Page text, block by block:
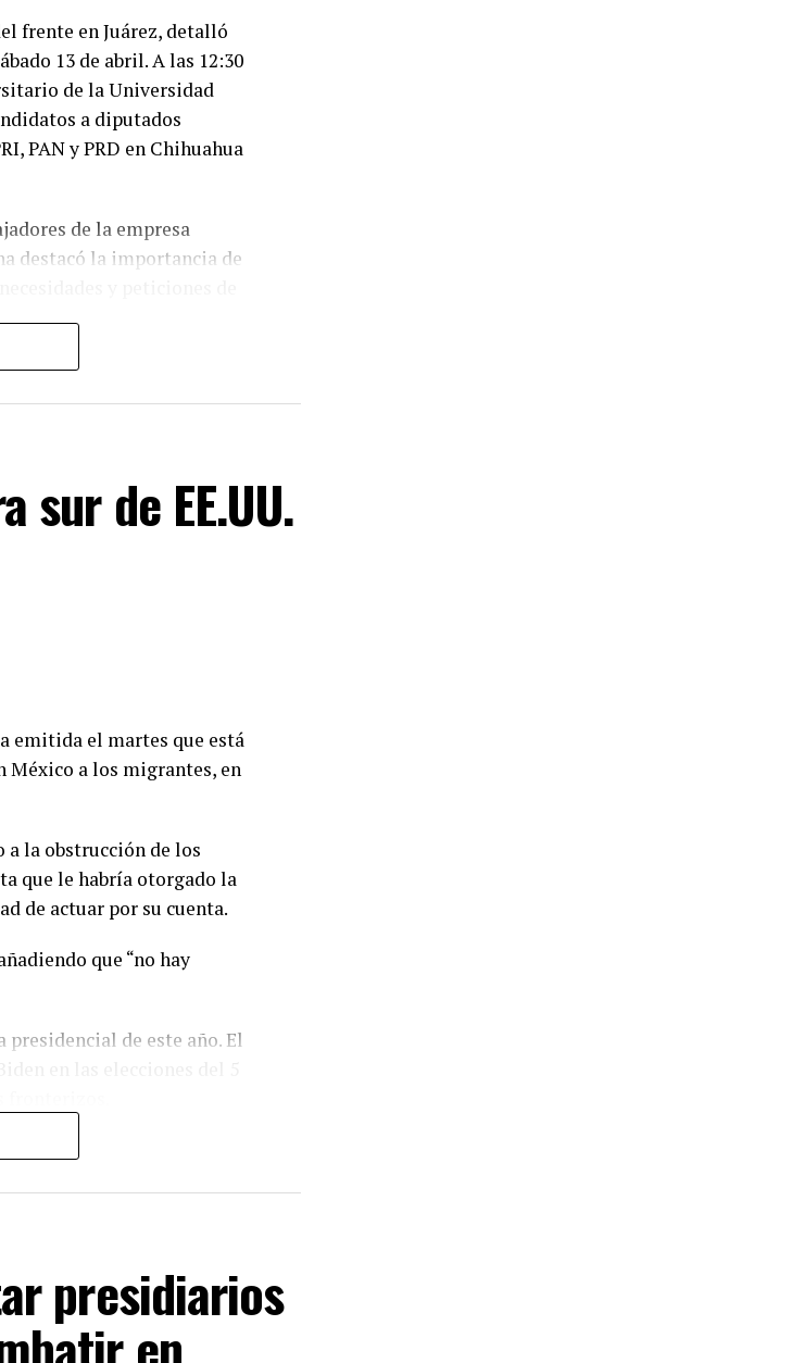
frente en Juárez, detalló
13 de abril. A las 12:30
de la Universidad
a diputados
PAN y PRD en Chihuahua
de la empresa
destacó la importancia de
La idea es invitar a todos
Ahumada y Janos a que
explicó Rogelio Loya.
11:00 pm y durante el
público. Además, el
en la capital del estado.
de EE.UU.
emitida el martes que está
México a los migrantes, en
a la obstrucción de los
que le habría otorgado la
de actuar por su cuenta.
que “no hay
de este año. El
presidiarios
en